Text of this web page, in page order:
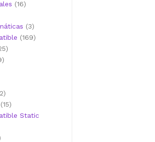
1616
33
productos
169169
25
29
22
productos
1515
productos
Static